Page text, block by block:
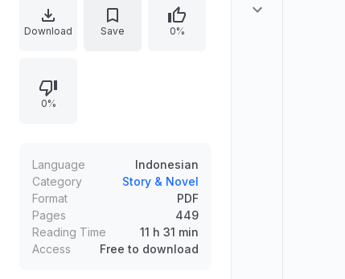
bagian ekstra. Buku ini menekankan
apresiasi kepada pihak tata bahasa,
pembaca yang memberi dukungan.
Download Save 0%
0%
Language
Indonesian
Category
Story & Novel
Format
PDF
Pages
449
Reading Time
11 h 31 min
Access
Free to download